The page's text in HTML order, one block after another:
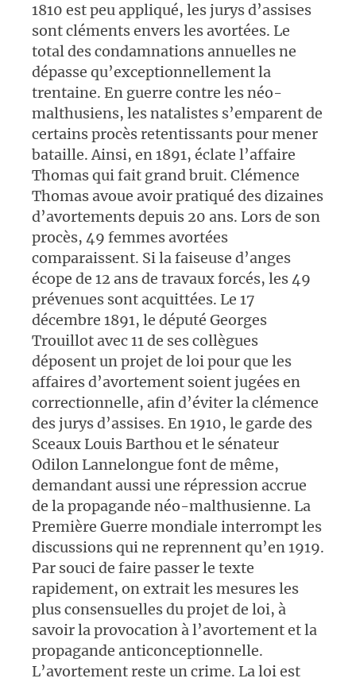
1810 est peu appliqué, les jurys d’assises
sont cléments envers les avortées. Le
total des condamnations annuelles ne
dépasse qu’exceptionnellement la
trentaine. En guerre contre les néo-
malthusiens, les natalistes s’emparent de
certains procès retentissants pour mener
bataille. Ainsi, en 1891, éclate l’affaire
Thomas qui fait grand bruit. Clémence
Thomas avoue avoir pratiqué des dizaines
d’avortements depuis 20 ans. Lors de son
procès, 49 femmes avortées
comparaissent. Si la faiseuse d’anges
écope de 12 ans de travaux forcés, les 49
prévenues sont acquittées. Le 17
décembre 1891, le député Georges
Trouillot avec 11 de ses collègues
déposent un projet de loi pour que les
affaires d’avortement soient jugées en
correctionnelle, afin d’éviter la clémence
des jurys d’assises. En 1910, le garde des
Sceaux Louis Barthou et le sénateur
Odilon Lannelongue font de même,
demandant aussi une répression accrue
de la propagande néo-malthusienne. La
Première Guerre mondiale interrompt les
discussions qui ne reprennent qu’en 1919.
Par souci de faire passer le texte
rapidement, on extrait les mesures les
plus consensuelles du projet de loi, à
savoir la provocation à l’avortement et la
propagande anticonceptionnelle.
L’avortement reste un crime. La loi est